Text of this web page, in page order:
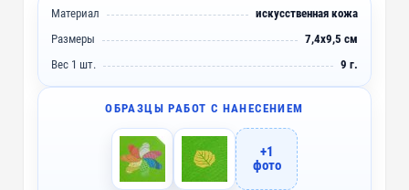
Материал
искусственная кожа
Размеры
7,4х9,5 см
Вес 1 шт.
9 г.
ОБРАЗЦЫ РАБОТ С НАНЕСЕНИЕМ
+1
фото